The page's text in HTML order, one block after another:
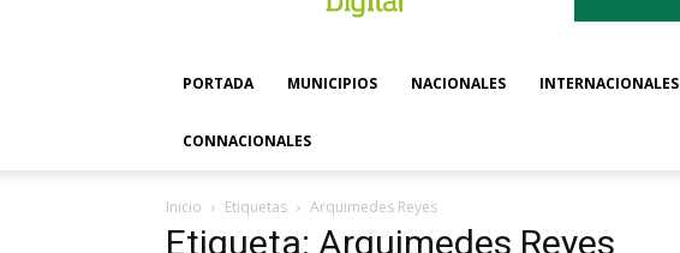
PORTADA MUNICIPIOS NACIONALES INTERNACIONALES
CONNACIONALES
Inicio Etiquetas Arquimedes Reyes
Etiqueta: Arquimedes Reyes